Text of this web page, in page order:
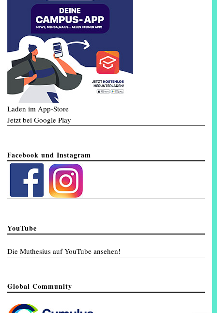
Laden im App-Store
Jetzt bei Google Play
Facebook und Instagram
YouTube
Die Muthesius auf YouTube ansehen!
Global Community